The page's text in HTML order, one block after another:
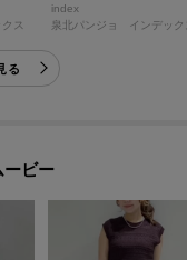
ス
index
泉北パンジョ インデック
る
ービー